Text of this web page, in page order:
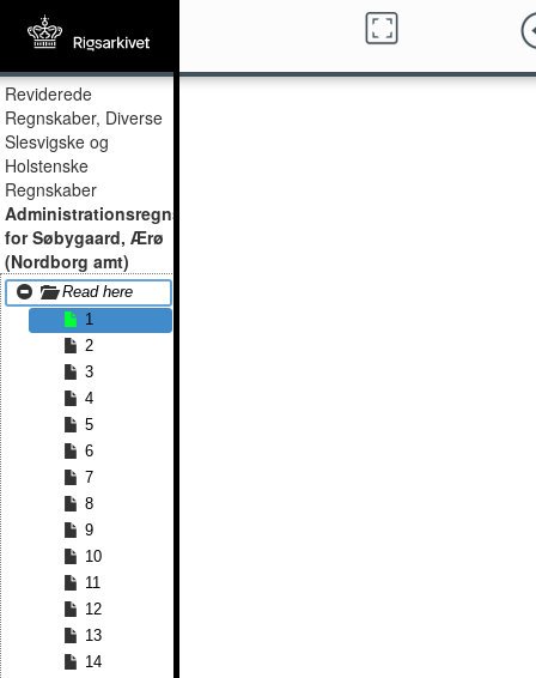
Reviderede
Regnskaber, Diverse
Slesvigske og
Holstenske
Regnskaber
Administrationsregnskab
for Søbygaard, Ærø
(Nordborg amt)
Read here
1
2
3
4
5
6
7
8
9
10
11
12
13
14